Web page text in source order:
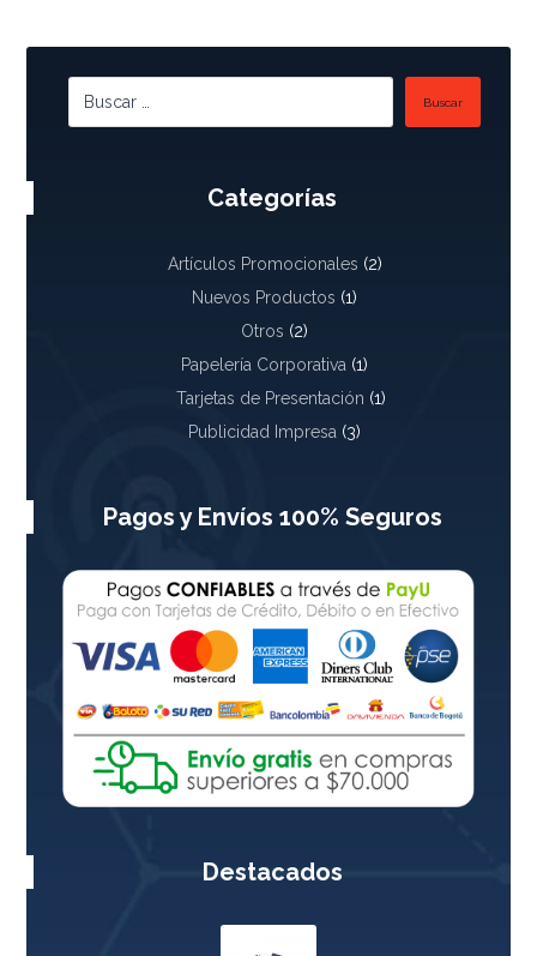
Buscar
Categorías
Artículos Promocionales (2)
Nuevos Productos (1)
Otros (2)
Papelería Corporativa (1)
Tarjetas de Presentación (1)
Publicidad Impresa (3)
Pagos y Envíos 100% Seguros
Destacados